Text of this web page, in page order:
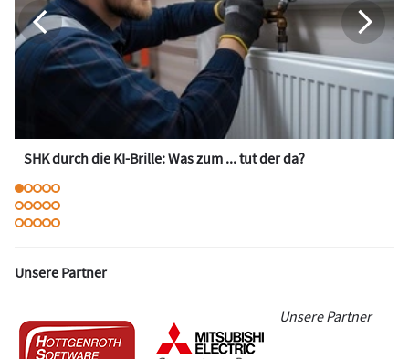
SHK durch die KI-Brille: Was zum ... tut der da?
Unsere Partner
Unsere Partner